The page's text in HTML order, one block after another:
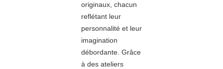
originaux, chacun
reflétant leur
personnalité et leur
imagination
débordante. Grâce
à des ateliers